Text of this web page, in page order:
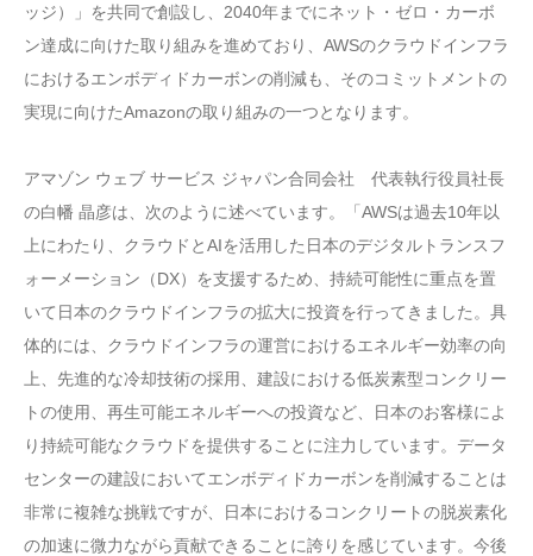
ッジ）」を共同で創設し、2040年までにネット・ゼロ・カーボ
ン達成に向けた取り組みを進めており、AWSのクラウドインフラ
におけるエンボディドカーボンの削減も、そのコミットメントの
実現に向けたAmazonの取り組みの一つとなります。
アマゾン ウェブ サービス ジャパン合同会社 代表執行役員社長
の白幡 晶彦は、次のように述べています。「AWSは過去10年以
上にわたり、クラウドとAIを活用した日本のデジタルトランスフ
ォーメーション（DX）を支援するため、持続可能性に重点を置
いて日本のクラウドインフラの拡大に投資を行ってきました。具
体的には、クラウドインフラの運営におけるエネルギー効率の向
上、先進的な冷却技術の採用、建設における低炭素型コンクリー
トの使用、再生可能エネルギーへの投資など、日本のお客様によ
り持続可能なクラウドを提供することに注力しています。データ
センターの建設においてエンボディドカーボンを削減することは
非常に複雑な挑戦ですが、日本におけるコンクリートの脱炭素化
の加速に微力ながら貢献できることに誇りを感じています。今後